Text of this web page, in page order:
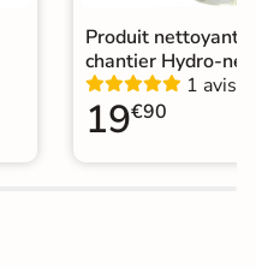
Produit nettoyant
chantier Hydro-net
1 avis
19€90